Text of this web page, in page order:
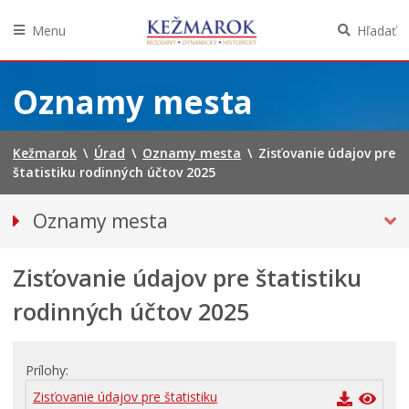
obsah
Menu Hľadať
Oznamy mesta
Kežmarok \ Úrad \ Oznamy mesta \ Zisťovanie údajov pre
štatistiku rodinných účtov 2025
Oznamy mesta
Bezpečnosť
Straty a nálezy
Doprava, údržba komunikácií
Kultúra, šport a propagácia
Zisťovanie údajov pre štatistiku
rodinných účtov 2025
Prílohy
Zisťovanie údajov pre štatistiku